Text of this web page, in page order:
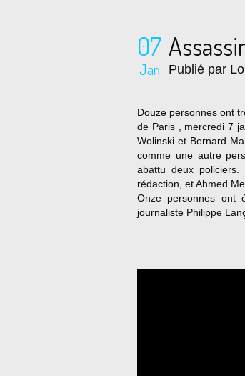
07
Jan Publié par
Douze personnes ont
de Paris , mercredi 7
Wolinski et Bernard
comme une autre
abattu deux
rédaction, et Ahmed
Onze personnes ont
journaliste Philippe